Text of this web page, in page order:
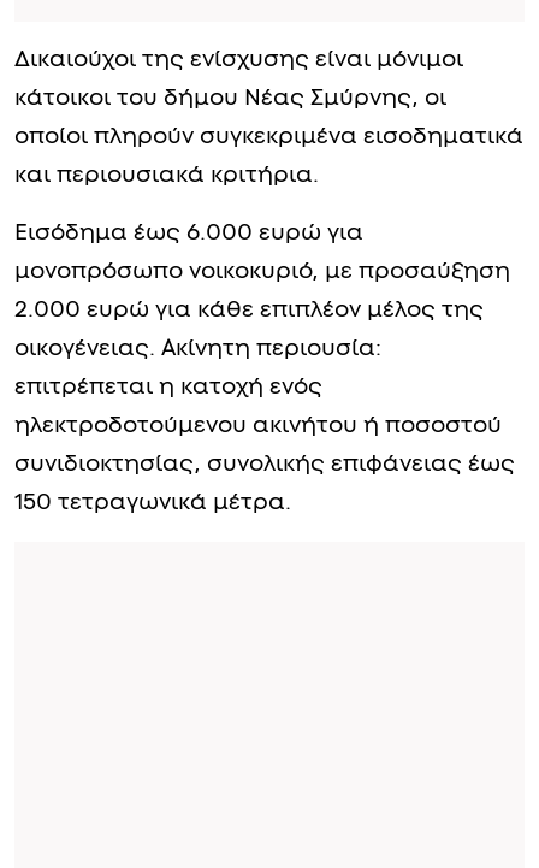
Δικαιούχοι της ενίσχυσης είναι μόνιμοι
κάτοικοι του δήμου Νέας Σμύρνης, οι
οποίοι πληρούν συγκεκριμένα εισοδηματικά
και περιουσιακά κριτήρια.
Εισόδημα έως 6.000 ευρώ για
μονοπρόσωπο νοικοκυριό, με προσαύξηση
2.000 ευρώ για κάθε επιπλέον μέλος της
οικογένειας. Ακίνητη περιουσία:
επιτρέπεται η κατοχή ενός
ηλεκτροδοτούμενου ακινήτου ή ποσοστού
συνιδιοκτησίας, συνολικής επιφάνειας έως
150 τετραγωνικά μέτρα.